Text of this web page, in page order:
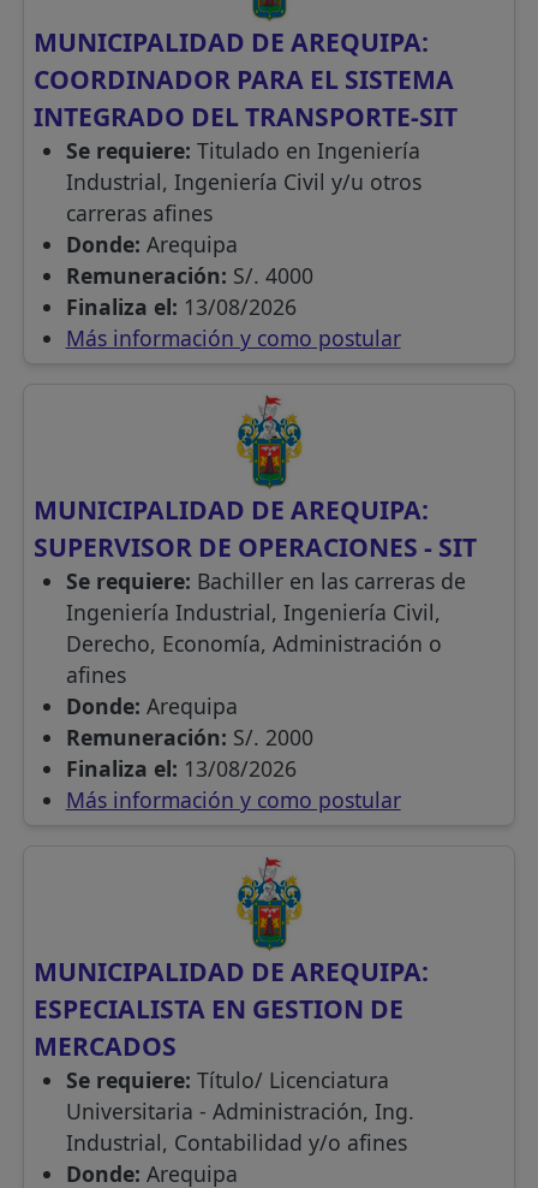
MUNICIPALIDAD DE AREQUIPA:
COORDINADOR PARA EL SISTEMA
INTEGRADO DEL TRANSPORTE-SIT
Se requiere: Titulado en Ingeniería
Industrial, Ingeniería Civil y/u otros
carreras afines
Donde: Arequipa
Remuneración: S/. 4000
Finaliza el: 13/08/2026
Más información y como postular
MUNICIPALIDAD DE AREQUIPA:
SUPERVISOR DE OPERACIONES - SIT
Se requiere: Bachiller en las carreras de
Ingeniería Industrial, Ingeniería Civil,
Derecho, Economía, Administración o
afines
Donde: Arequipa
Remuneración: S/. 2000
Finaliza el: 13/08/2026
Más información y como postular
MUNICIPALIDAD DE AREQUIPA:
ESPECIALISTA EN GESTION DE
MERCADOS
Se requiere: Título/ Licenciatura
Universitaria - Administración, Ing.
Industrial, Contabilidad y/o afines
Donde: Arequipa